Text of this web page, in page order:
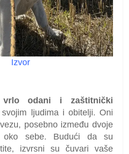
Izvor
vrlo odani i zaštitnički
svojim ljudima i obitelji. Oni
posebno između dvoje
sebe. Budući da su
izvrsni su čuvari vaše